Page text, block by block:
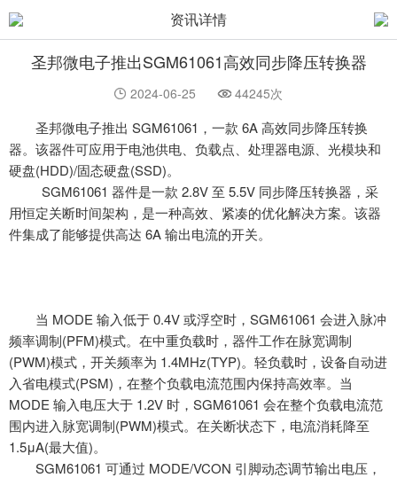
资讯详情
圣邦微电子推出SGM61061高效同步降压转换器
2024-06-25 44245次
圣邦微电子推出 SGM61061，一款 6A 高效同步降压转换
器。该器件可应用于电池供电、负载点、处理器电源、光模块和
硬盘(HDD)/固态硬盘(SSD)。
SGM61061 器件是一款 2.8V 至 5.5V 同步降压转换器，采
用恒定关断时间架构，是一种高效、紧凑的优化解决方案。该器
件集成了能够提供高达 6A 输出电流的开关。
当 MODE 输入低于 0.4V 或浮空时，SGM61061 会进入脉冲
频率调制(PFM)模式。在中重负载时，器件工作在脉宽调制
(PWM)模式，开关频率为 1.4MHz(TYP)。轻负载时，设备自动进
入省电模式(PSM)，在整个负载电流范围内保持高效率。当
MODE 输入电压大于 1.2V 时，SGM61061 会在整个负载电流范
围内进入脉宽调制(PWM)模式。在关断状态下，电流消耗降至
1.5μA(最大值)。
SGM61061 可通过 MODE/VCON 引脚动态调节输出电压，